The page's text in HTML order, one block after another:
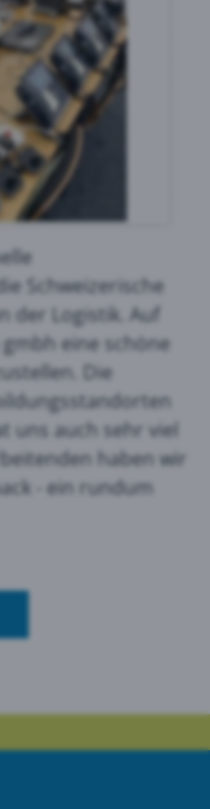
Schweizerische
der Logistik. Auf
eine schöne
Die
uns auch sehr viel
haben wir
- ein rundum